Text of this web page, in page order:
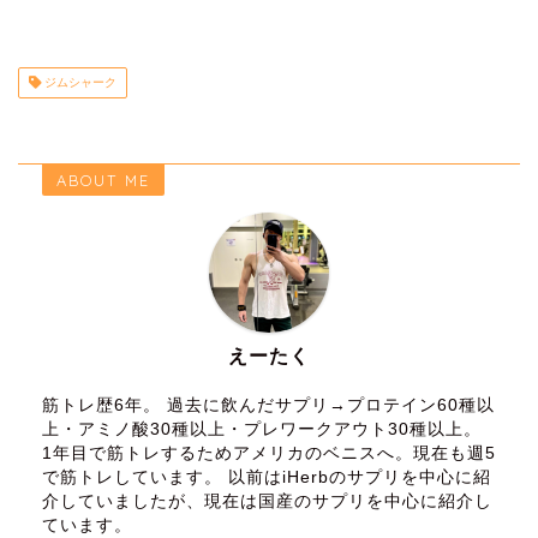
ジムシャーク
ABOUT ME
えーたく
筋トレ歴6年。 過去に飲んだサプリ→プロテイン60種以
上・アミノ酸30種以上・プレワークアウト30種以上。
1年目で筋トレするためアメリカのベニスへ。現在も週5
で筋トレしています。 以前はiHerbのサプリを中心に紹
介していましたが、現在は国産のサプリを中心に紹介し
ています。